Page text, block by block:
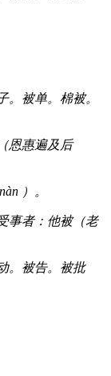
。被单。棉被。
恩惠遍及后
）。
事者：他被（老
。被告。被批